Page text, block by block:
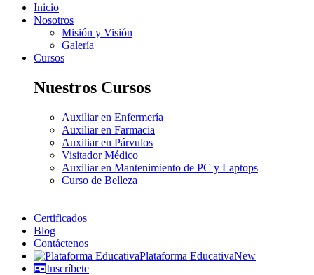
Inicio
Nosotros
Misión y Visión
Galería
Cursos
Nuestros Cursos
Auxiliar en Enfermería
Auxiliar en Farmacia
Auxiliar en Párvulos
Visitador Médico
Auxiliar en Mantenimiento de PC y Laptops
Curso de Belleza
Certificados
Blog
Contáctenos
Plataforma EducativaNew
Inscríbete